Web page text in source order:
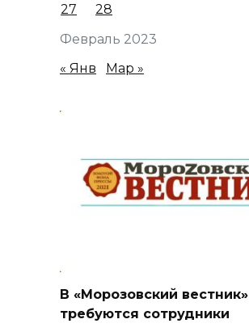
Февраль 2023
27
28
« Янв Мар »
В «Морозовский вестник»
требуются сотрудники